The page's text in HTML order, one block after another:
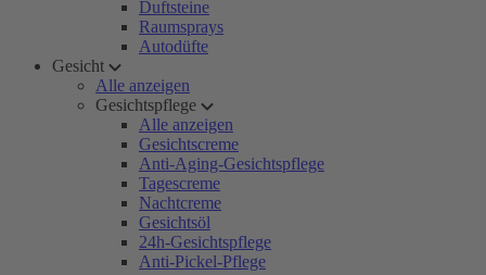
Duftsteine
Raumsprays
Autodüfte
Gesicht
Alle anzeigen
Gesichtspflege
Alle anzeigen
Gesichtscreme
Anti-Aging-Gesichtspflege
Tagescreme
Nachtcreme
Gesichtsöl
24h-Gesichtspflege
Anti-Pickel-Pflege